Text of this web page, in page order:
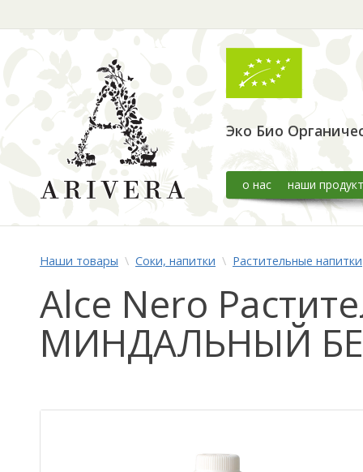
Эко Био
о нас наши
Наши товары \ Соки, напитки \ Растительные напитки
Alce Nero
МИНДАЛЬНЫЙ